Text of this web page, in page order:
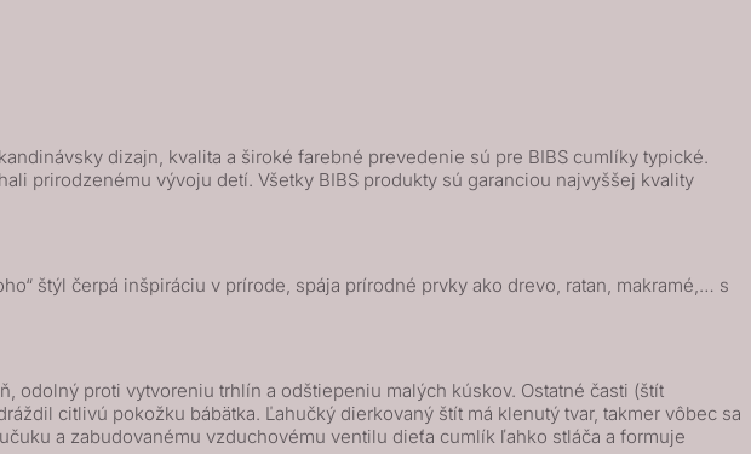
dizajn, kvalita a široké farebné prevedenie sú pre BIBS cumlíky typické.
prirodzenému vývoju detí. Všetky BIBS produkty sú garanciou najvyššej kvality
štýl čerpá inšpiráciu v prírode, spája prírodné prvky ako drevo, ratan, makramé,… s
odolný proti vytvoreniu trhlín a odštiepeniu malých kúskov. Ostatné časti (štít
citlivú pokožku bábätka. Ľahučký dierkovaný štít má klenutý tvar, takmer vôbec sa
a zabudovanému vzduchovému ventilu dieťa cumlík ľahko stláča a formuje